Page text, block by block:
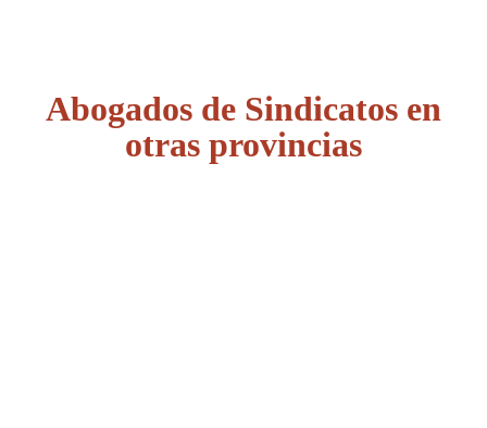
Abogados de Sindicatos en
otras provincias